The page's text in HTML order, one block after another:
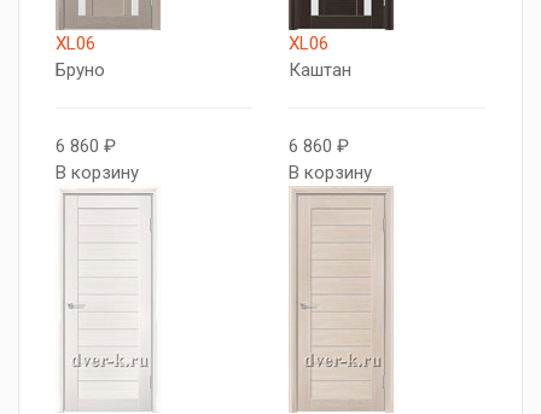
XL06
Бруно
6 860 ₽
В корзину
XL06
Каштан
6 860 ₽
В корзину